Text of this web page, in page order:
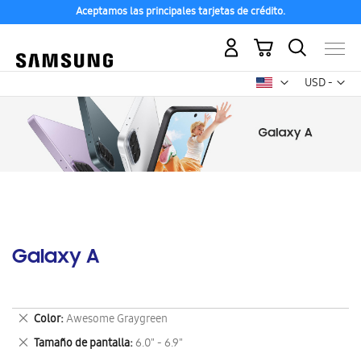
Aceptamos las principales tarjetas de crédito.
USD -
dólar
Mi carrito
Galaxy A
Color Awesome Graygreen
Eliminar
este
artículo
Tamaño de pantalla 6.0" - 6.9"
Eliminar